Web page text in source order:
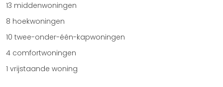
13 middenwoningen
8 hoekwoningen
10 twee-onder-één-kapwoningen
4 comfortwoningen
1 vrijstaande woning